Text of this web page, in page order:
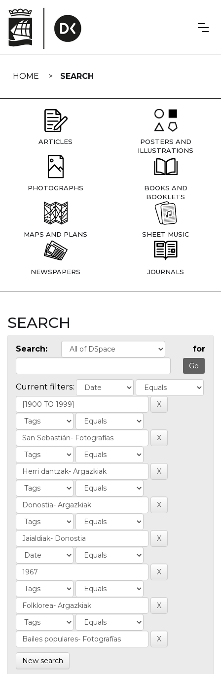
navigation
HOME SEARCH
ARTICLES
POSTERS AND
ILLUSTRATIONS
PHOTOGRAPHS
BOOKS AND
BOOKLETS
MAPS AND PLANS SHEET MUSIC
NEWSPAPERS JOURNALS
SEARCH
Search: for
Current filters:
New search